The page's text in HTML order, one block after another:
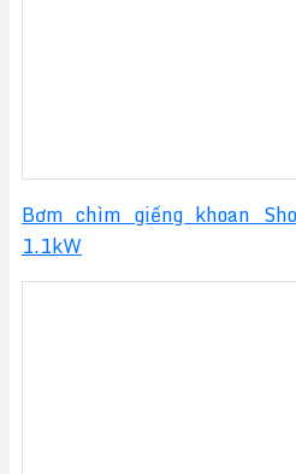
Bơm chìm giếng khoan
1.1kW